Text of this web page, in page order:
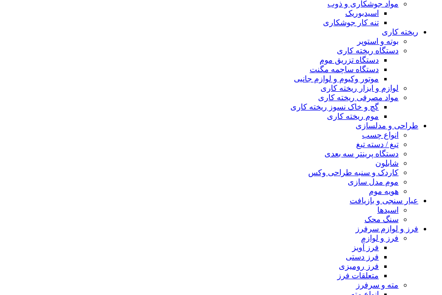
مواد جوشکاری و ذوب
اسیدبوریک
تنه کار جوشکاری
ریخته کاری
بوته و استوپر
دستگاه ریخته کاری
دستگاه تزریق موم
دستگاه ساچمه مگنت
موتور وکیوم و لوازم جانبی
لوازم و ابزار ریخته کاری
مواد مصرفی ریخته کاری
گچ و خاک نسوز ریخته کاری
موم ریخته کاری
طراحی و مدلسازی
انواع چسب
تیغ / دسته تیغ
دستگاه پرینتر سه بعدی
شابلون
کاردک و سنبه طراحی وکس
موم مدل سازی
هویه موم
عیار سنجی و بازیافت
اسیدها
سنگ محک
فرز و لوازم سرفرز
فرز و لوازم
فرز آویز
فرز دستی
فرز رومیزی
متعلقات فرز
مته و سرفرز